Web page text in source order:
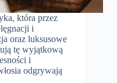
która przez
i
oraz luksusowe
tę wyjątkową
i
odgrywają